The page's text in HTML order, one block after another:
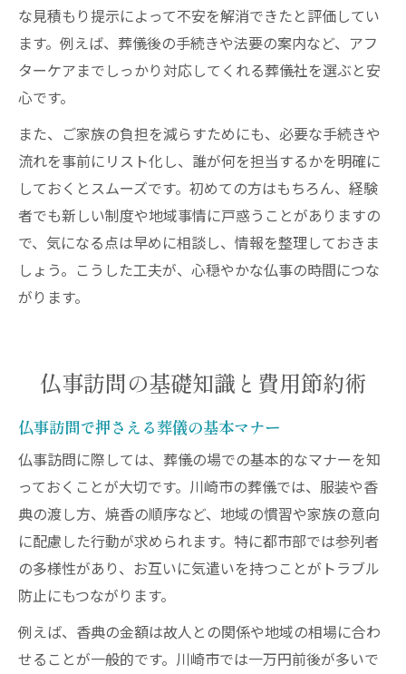
な見積もり提示によって不安を解消できたと評価してい
ます。例えば、葬儀後の手続きや法要の案内など、アフ
ターケアまでしっかり対応してくれる葬儀社を選ぶと安
心です。
また、ご家族の負担を減らすためにも、必要な手続きや
流れを事前にリスト化し、誰が何を担当するかを明確に
しておくとスムーズです。初めての方はもちろん、経験
者でも新しい制度や地域事情に戸惑うことがありますの
で、気になる点は早めに相談し、情報を整理しておきま
しょう。こうした工夫が、心穏やかな仏事の時間につな
がります。
仏事訪問の基礎知識と費用節約術
仏事訪問で押さえる葬儀の基本マナー
仏事訪問に際しては、葬儀の場での基本的なマナーを知
っておくことが大切です。川崎市の葬儀では、服装や香
典の渡し方、焼香の順序など、地域の慣習や家族の意向
に配慮した行動が求められます。特に都市部では参列者
の多様性があり、お互いに気遣いを持つことがトラブル
防止にもつながります。
例えば、香典の金額は故人との関係や地域の相場に合わ
せることが一般的です。川崎市では一万円前後が多いで